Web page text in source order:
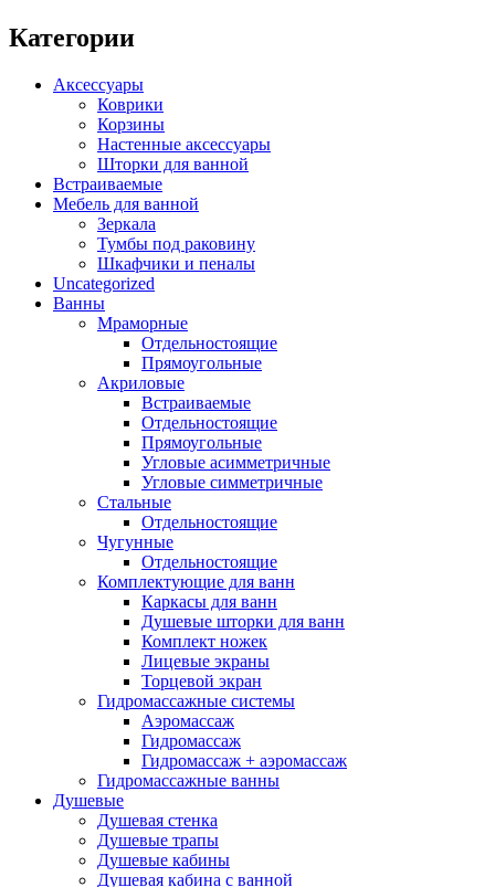
Категории
Аксессуары
Коврики
Корзины
Настенные аксессуары
Шторки для ванной
Встраиваемые
Мебель для ванной
Зеркала
Тумбы под раковину
Шкафчики и пеналы
Uncategorized
Ванны
Мраморные
Отдельностоящие
Прямоугольные
Акриловые
Встраиваемые
Отдельностоящие
Прямоугольные
Угловые асимметричные
Угловые симметричные
Стальные
Отдельностоящие
Чугунные
Отдельностоящие
Комплектующие для ванн
Каркасы для ванн
Душевые шторки для ванн
Комплект ножек
Лицевые экраны
Торцевой экран
Гидромассажные системы
Аэромассаж
Гидромассаж
Гидромассаж + аэромассаж
Гидромассажные ванны
Душевые
Душевая стенка
Душевые трапы
Душевые кабины
Душевая кабина с ванной